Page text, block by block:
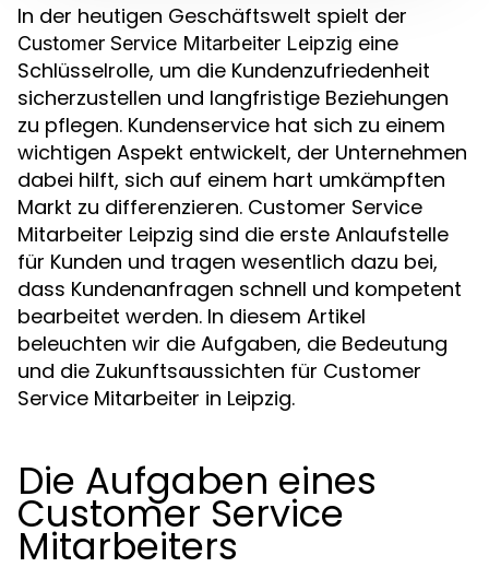
In der heutigen Geschäftswelt spielt der
Customer Service Mitarbeiter Leipzig eine
Schlüsselrolle, um die Kundenzufriedenheit
sicherzustellen und langfristige Beziehungen
zu pflegen. Kundenservice hat sich zu einem
wichtigen Aspekt entwickelt, der Unternehmen
dabei hilft, sich auf einem hart umkämpften
Markt zu differenzieren. Customer Service
Mitarbeiter Leipzig sind die erste Anlaufstelle
für Kunden und tragen wesentlich dazu bei,
dass Kundenanfragen schnell und kompetent
bearbeitet werden. In diesem Artikel
beleuchten wir die Aufgaben, die Bedeutung
und die Zukunftsaussichten für Customer
Service Mitarbeiter in Leipzig.
Die Aufgaben eines
Customer Service
Mitarbeiters